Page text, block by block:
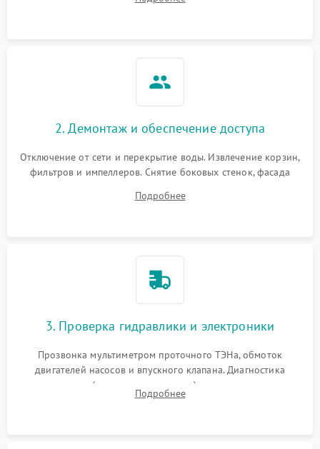
разбрызгивателей или срабатывание системы защиты
2. Демонтаж и обеспечение доступа
Отключение от сети и перекрытие воды. Извлечение корзин,
фильтров и импеллеров. Снятие боковых стенок, фасада
циркуляционному насосу, ТЭНу и сливной помпе.
Подробнее
3. Проверка гидравлики и электроники
Прозвонка мультиметром проточного ТЭНа, обмоток
двигателей насосов и впускного клапана. Диагностика
прессостата (датчика уровня воды), датчика мутности,
концевика дверцы и электронного модуля управления.
Подробнее